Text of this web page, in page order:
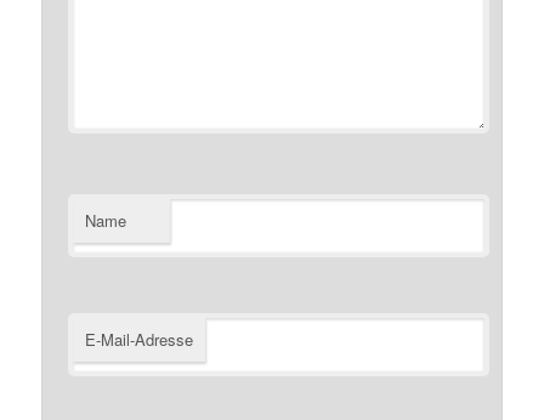
Name
E-Mail-Adresse